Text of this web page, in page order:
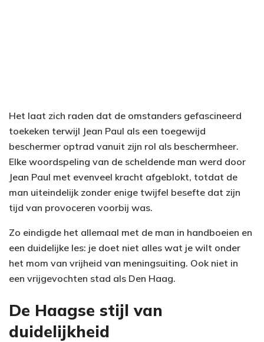
Het laat zich raden dat de omstanders gefascineerd
toekeken terwijl Jean Paul als een toegewijd
beschermer optrad vanuit zijn rol als beschermheer.
Elke woordspeling van de scheldende man werd door
Jean Paul met evenveel kracht afgeblokt, totdat de
man uiteindelijk zonder enige twijfel besefte dat zijn
tijd van provoceren voorbij was.
Zo eindigde het allemaal met de man in handboeien en
een duidelijke les: je doet niet alles wat je wilt onder
het mom van vrijheid van meningsuiting. Ook niet in
een vrijgevochten stad als Den Haag.
De Haagse stijl van
duidelijkheid